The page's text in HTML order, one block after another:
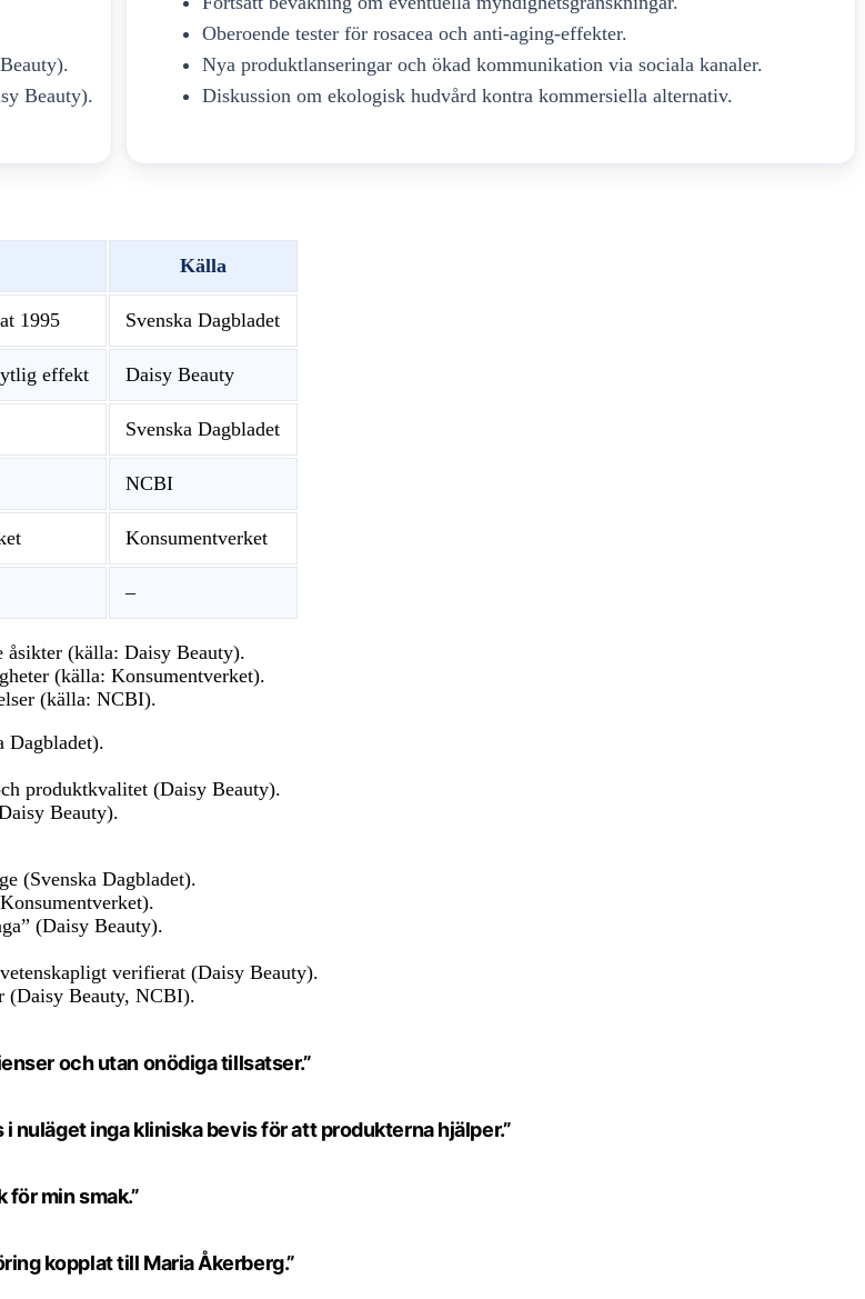
Beauty).
Oberoende tester för rosacea och anti-aging-effekter.
Nya produktlanseringar och ökad kommunikation via sociala kanaler.
Diskussion om ekologisk hudvård kontra kommersiella alternativ.
Källa
1995 Svenska Dagbladet
effekt Daisy Beauty
Svenska Dagbladet
NCBI
Konsumentverket
–
åsikter (källa: Daisy Beauty).
(källa: Konsumentverket).
(källa: NCBI).
Dagbladet).
produktkvalitet (Daisy Beauty).
Beauty).
(Svenska Dagbladet).
(Daisy Beauty).
verifierat (Daisy Beauty).
(Daisy Beauty, NCBI).
och utan onödiga tillsatser.”
inga kliniska bevis för att produkterna hjälper.”
min smak.”
kopplat till Maria Åkerberg.”